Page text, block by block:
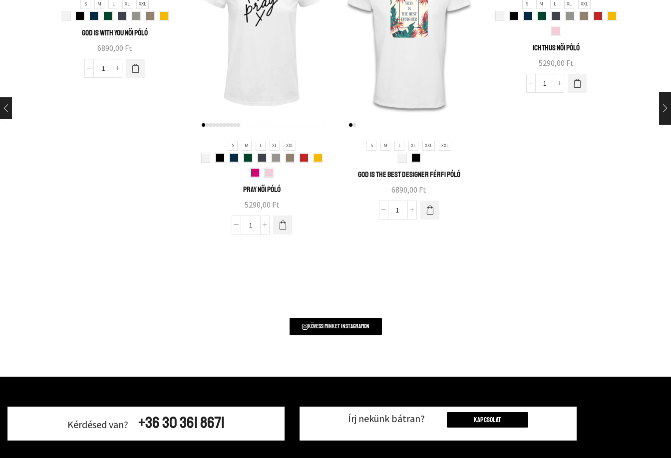
S M L XL XXL
God is with you női póló
6890,00 Ft
S M L XL XXL
Pray női póló
5290,00 Ft
S M L XL XXL 3XL
God is the best designer férfi póló
6890,00 Ft
S M L XL XXL
ICHTHUS női póló
5290,00 Ft
Kövess minket instagramon
Kérdésed van? +36 30 361 8671 Írj nekünk bátran? Kapcsolat